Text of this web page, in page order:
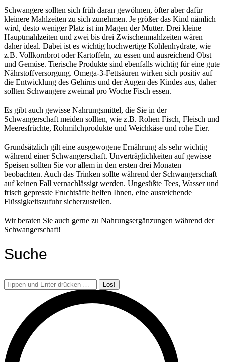
Schwangere sollten sich früh daran gewöhnen, öfter aber dafür
kleinere Mahlzeiten zu sich zunehmen. Je größer das Kind nämlich
wird, desto weniger Platz ist im Magen der Mutter. Drei kleine
Hauptmahlzeiten und zwei bis drei Zwischenmahlzeiten wären
daher ideal. Dabei ist es wichtig hochwertige Kohlenhydrate, wie
z.B. Vollkornbrot oder Kartoffeln, zu essen und ausreichend Obst
und Gemüse. Tierische Produkte sind ebenfalls wichtig für eine gute
Nährstoffversorgung. Omega-3-Fettsäuren wirken sich positiv auf
die Entwicklung des Gehirns und der Augen des Kindes aus, daher
sollten Schwangere zweimal pro Woche Fisch essen.
Es gibt auch gewisse Nahrungsmittel, die Sie in der
Schwangerschaft meiden sollten, wie z.B. Rohen Fisch, Fleisch und
Meeresfrüchte, Rohmilchprodukte und Weichkäse und rohe Eier.
Grundsätzlich gilt eine ausgewogene Ernährung als sehr wichtig
während einer Schwangerschaft. Unverträglichkeiten auf gewisse
Speisen sollten Sie vor allem in den ersten drei Monaten
beobachten. Auch das Trinken sollte während der Schwangerschaft
auf keinen Fall vernachlässigt werden. Ungesüßte Tees, Wasser und
frisch gepresste Fruchtsäfte helfen Ihnen, eine ausreichende
Flüssigkeitszufuhr sicherzustellen.
Wir beraten Sie auch gerne zu Nahrungsergänzungen während der
Schwangerschaft!
Suche